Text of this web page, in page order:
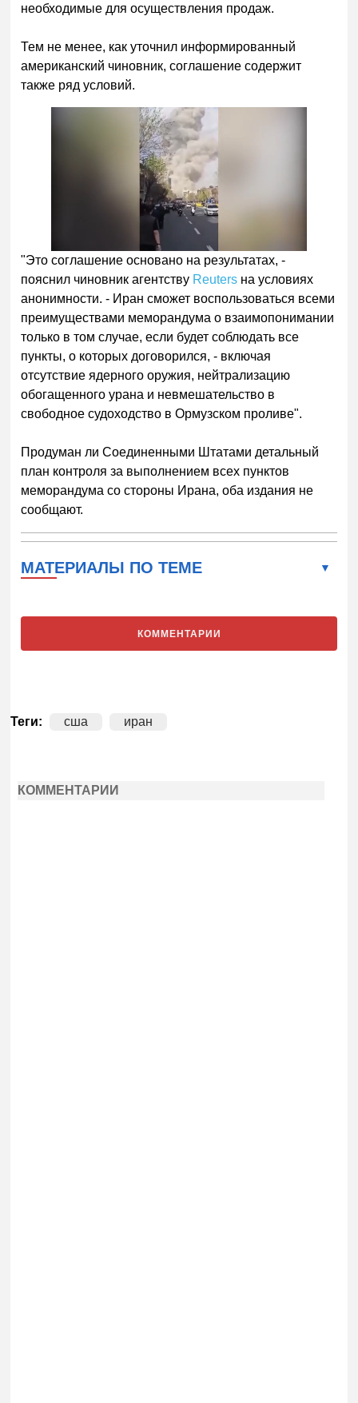
необходимые для осуществления продаж.
Тем не менее, как уточнил информированный
американский чиновник, соглашение содержит
также ряд условий.
"Это соглашение основано на результатах, -
пояснил чиновник агентству Reuters на условиях
анонимности. - Иран сможет воспользоваться всеми
преимуществами меморандума о взаимопонимании
только в том случае, если будет соблюдать все
пункты, о которых договорился, - включая
отсутствие ядерного оружия, нейтрализацию
обогащенного урана и невмешательство в
свободное судоходство в Ормузском проливе".
Продуман ли Соединенными Штатами детальный
план контроля за выполнением всех пунктов
меморандума со стороны Ирана, оба издания не
сообщают.
МАТЕРИАЛЫ ПО ТЕМЕ
КОММЕНТАРИИ
Теги: сша иран
КОММЕНТАРИИ